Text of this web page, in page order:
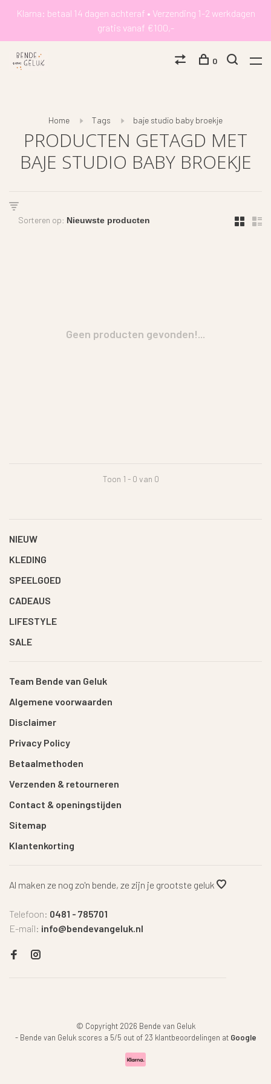
Klarna: betaal 14 dagen achteraf • Verzending 1-2 werkdagen
gratis vanaf €100,-
0
Home Tags baje studio baby broekje
PRODUCTEN GETAGD MET
BAJE STUDIO BABY BROEKJE
Sorteren op:
Geen producten gevonden!...
Toon 1 - 0 van 0
NIEUW
KLEDING
SPEELGOED
CADEAUS
LIFESTYLE
SALE
Team Bende van Geluk
Algemene voorwaarden
Disclaimer
Privacy Policy
Betaalmethoden
Verzenden & retourneren
Contact & openingstijden
Sitemap
Klantenkorting
Al maken ze nog zo'n bende, ze zijn je grootste geluk
Telefoon: 0481 - 785701
E-mail: info@bendevangeluk.nl
© Copyright 2026 Bende van Geluk
- Bende van Geluk scores a 5/5 out of 23 klantbeoordelingen at Google